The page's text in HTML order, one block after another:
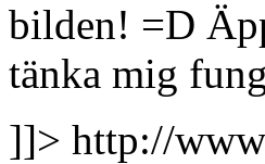
bilden! =D
tänka mig
]]> http://